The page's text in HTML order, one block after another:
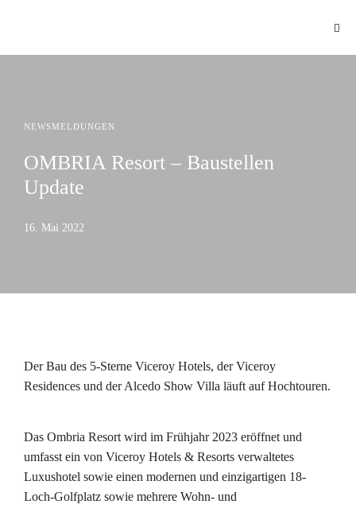
NEWSMELDUNGEN
OMBRIA Resort – Baustellen
Update
16. Mai 2022
Der Bau des 5-Sterne Viceroy Hotels, der Viceroy
Residences und der Alcedo Show Villa läuft auf Hochtouren.
Das Ombria Resort wird im Frühjahr 2023 eröffnet und
umfasst ein von Viceroy Hotels & Resorts verwaltetes
Luxushotel sowie einen modernen und einzigartigen 18-
Loch-Golfplatz sowie mehrere Wohn- und